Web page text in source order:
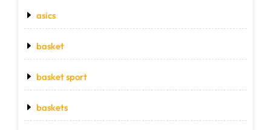
asics
basket
basket sport
baskets